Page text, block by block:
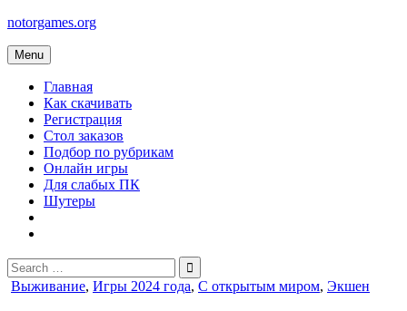
Skip
content
notorgames.org
Menu
Главная
Как скачивать
Регистрация
Стол заказов
Подбор по рубрикам
Онлайн игры
Для слабых ПК
Шутеры
Search
for:
Posted
Выживание, Игры 2024 года, С открытым миром, Экшен